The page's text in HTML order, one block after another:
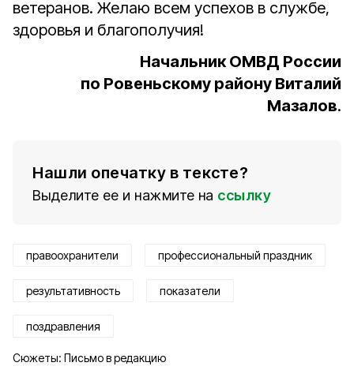
ветеранов. Желаю всем успехов в службе,
здоровья и благополучия!
Начальник ОМВД России
по Ровеньскому району Виталий
Мазалов.
Нашли опечатку в тексте?
Выделите ее и нажмите на ссылку
правоохранители профессиональный праздник
результативность показатели
поздравления
Сюжеты: Письмо в редакцию